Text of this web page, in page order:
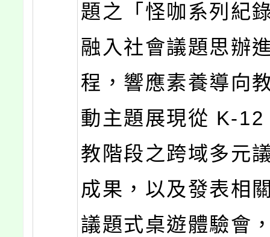
題之「怪咖系列紀
融入社會議題思辦
程，響應素養導向
動主題展現從 K-12
教階段之跨域多元
成果，以及發表相
議題式桌遊體驗會